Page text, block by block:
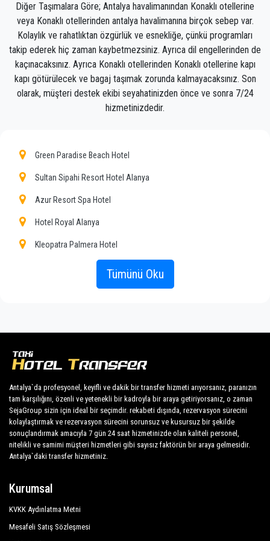
Ekibimiz, zamanında alınmanızı, sınıfla transfer
edilmenizi ve Antalya'daki varış noktanıza Konaklı'ya
keyifli bir şekilde ulaşmanızı sağlayacak gururlu
profesyoneller olduğundan, transfer hizmetimizle
olan deneyiminiz olağanüstü olacaktır.
Müşterilerimize Konaklı'da her yere uygun fiyat,
PrivateTransferAntalya sadece normal bir şirket
değil, Konaklı ile toplu taşıma araçlarına güzel bir
Tüm hizmetlerimizi ve fiyatlarımızı keşfedin. Ne
bekliyorsun ?
yapın ve Konaklı'daki otelinize seyahat edin!
Şirketimizin engin tecrübesi, sabit fiyatlarımız ve
araçlardan ve mesleğine yakışır bir kadrodan
faydalanacaktır.
Şirketimiz, sunduğu hizmetlerin profesyonelliği ve bu
alanda uzun yıllardır edindiği deneyim sayesinde
Antalya şehrinde mükemmel bir üne sahiptir.
Tüm şoförlerimiz İngilizce konuşur ve misafirlerimize
en üst düzeyde samimiyet ve profesyonellik sunar ve
her yıl istihdam uygunluğu için sürekli kontrollere tabi
Diğer Taşımalara Göre; Antalya havalimanından Konaklı otellerine
veya Konaklı otellerinden antalya havalimanına birçok sebep var.
Kolaylık ve rahatlıktan özgürlük ve esnekliğe, çünkü programları
takip ederek hiç zaman kaybetmezsiniz. Ayrıca dil engellerinden de
kaçınacaksınız. Ayrıca Konaklı otellerinden Konaklı otellerine kapı
kapı götürülecek ve bagaj taşımak zorunda kalmayacaksınız. Son
olarak, müşteri destek ekibi seyahatinizden önce ve sonra 7/24
hizmetinizdedir.
Green Paradise Beach Hotel
Sultan Sipahi Resort Hotel Alanya
Azur Resort Spa Hotel
Hotel Royal Alanya
Kleopatra Palmera Hotel
Grand Kolibri Prestige
Atlas Beach Hotel
Beach Club Doğanay
Bera Hotel Alanya
Caretta Beach Hotel
Caretta Relax Hotel
Tümünü Oku
Antalya`da profesyonel, keyifli ve dakik bir transfer hizmeti arıyorsanız, paranızın
tam karşılığını, özenli ve yetenekli bir kadroyla bir araya getiriyorsanız, o zaman
SejaGroup sizin için ideal bir seçimdir. rekabeti dışında, rezervasyon sürecini
kolaylaştırmak ve rezervasyon sürecini sorunsuz ve kusursuz bir şekilde
sonuçlandırmak amacıyla 7 gün 24 saat hizmetinizde olan kaliteli personel,
nitelikli ve samimi müşteri hizmetleri gibi sayısız faktörün bir araya gelmesidir.
Antalya`daki transfer hizmetiniz.
Kurumsal
KVKK Aydınlatma Metni
Mesafeli Satış Sözleşmesi